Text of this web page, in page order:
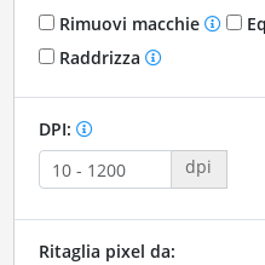
Rimuovi macchie
Raddrizza
DPI:
dpi
Ritaglia pixel da: